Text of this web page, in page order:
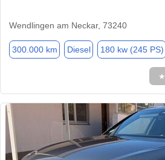
Wendlingen am Neckar, 73240
300.000 km Diesel 180 kw (245 PS)
★